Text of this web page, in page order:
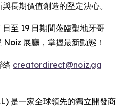
長期價值創造的堅定決心。
至 19 日期間蒞臨聖地牙哥
展廳，掌握最新動態！
絡 creatordirect@noiz.gg
是一家全球領先的獨立開發商